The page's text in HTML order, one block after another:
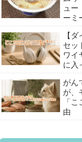
ュー
ーミ
【
セッ
ワイ
に入
がん
が、
「
由